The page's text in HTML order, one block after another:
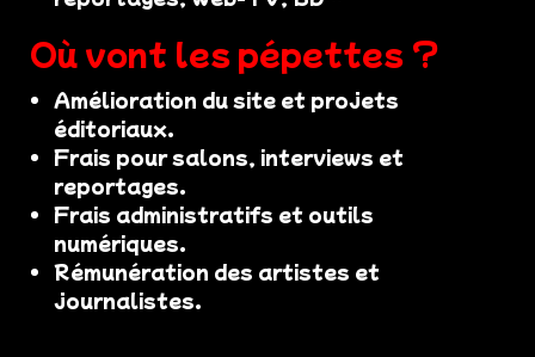
Où vont les pépettes ?
Amélioration du site et projets
éditoriaux.
Frais pour salons, interviews et
reportages.
Frais administratifs et outils
numériques.
Rémunération des artistes et
journalistes.